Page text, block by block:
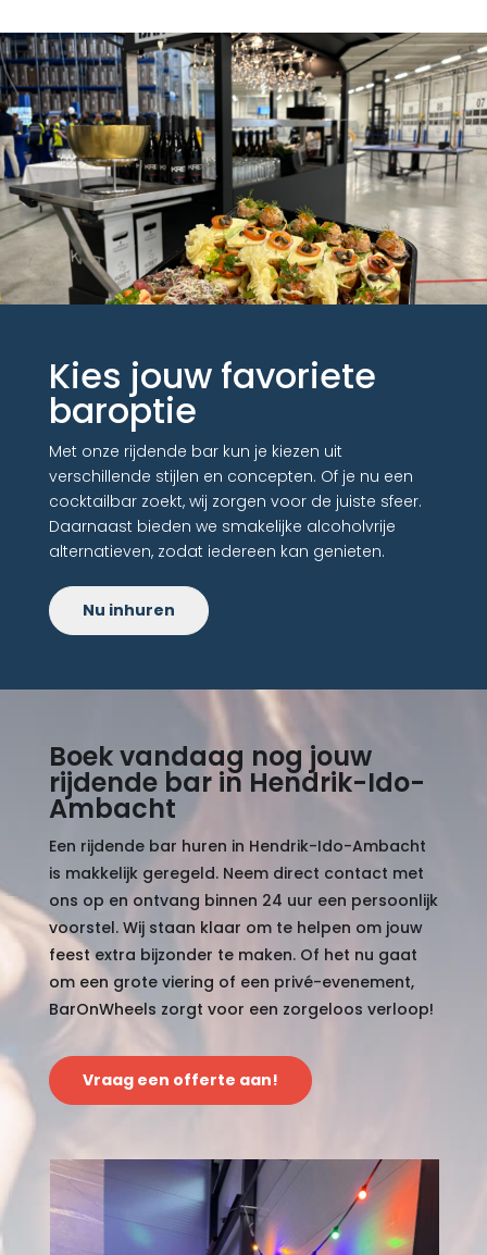
Kies jouw favoriete
baroptie
Met onze rijdende bar kun je kiezen uit
verschillende stijlen en concepten. Of je nu een
cocktailbar zoekt, wij zorgen voor de juiste sfeer.
Daarnaast bieden we smakelijke alcoholvrije
alternatieven, zodat iedereen kan genieten.
Nu inhuren
Boek vandaag nog jouw
rijdende bar in Hendrik-Ido-
Ambacht
Een rijdende bar huren in Hendrik-Ido-Ambacht
is makkelijk geregeld. Neem direct contact met
ons op en ontvang binnen 24 uur een persoonlijk
voorstel. Wij staan klaar om te helpen om jouw
feest extra bijzonder te maken. Of het nu gaat
om een grote viering of een privé-evenement,
BarOnWheels zorgt voor een zorgeloos verloop!
Vraag een offerte aan!